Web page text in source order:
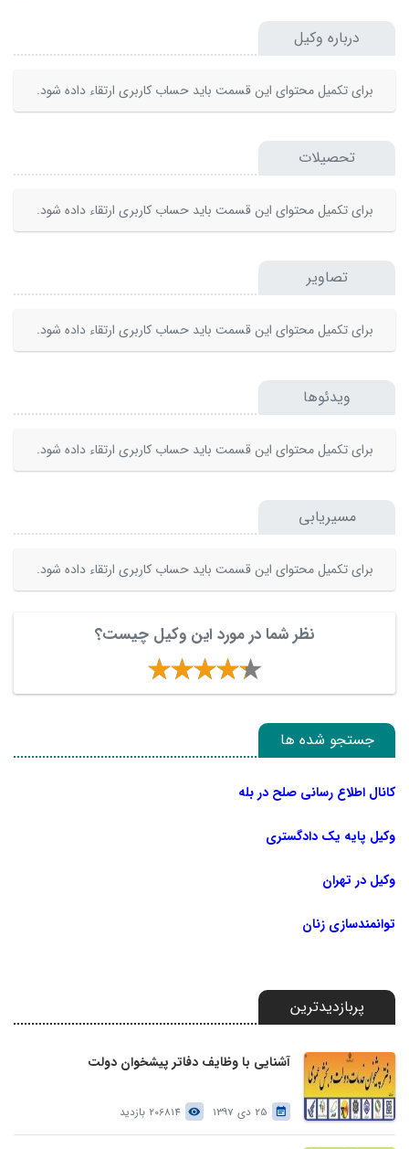
درباره وکیل
برای تکمیل محتوای این قسمت باید حساب کاربری ارتقاء داده شود.
تحصیلات
برای تکمیل محتوای این قسمت باید حساب کاربری ارتقاء داده شود.
تصاویر
برای تکمیل محتوای این قسمت باید حساب کاربری ارتقاء داده شود.
ویدئوها
برای تکمیل محتوای این قسمت باید حساب کاربری ارتقاء داده شود.
مسیریابی
برای تکمیل محتوای این قسمت باید حساب کاربری ارتقاء داده شود.
نظر شما در مورد این وکیل چیست؟
جستجو شده ها
کانال اطلاع رسانی صلح در بله
وکیل پایه یک دادگستری
وکیل در تهران
توانمندسازی زنان
پربازدیدترین
آشنایی با وظایف دفاتر پیشخوان دولت
25 دی 1397 206814 بازدید